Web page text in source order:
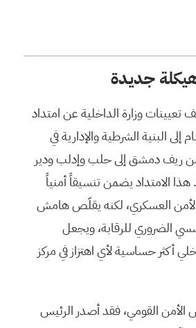
جديدة
وزارة الداخلية عن امتداد
إلى البنية الشرطية والإدارية في
من ريف دمشق إلى حلب وإدلب ودير
الامتداد يضمن تنسيقاً أمنياً
العسكري، لكنه يقلّص هامش
الضروري للرقابة، ويجعل
أكثر حساسية لأي اهتزاز في مركز
الأمن القومي، فقد أصدر الرئيس